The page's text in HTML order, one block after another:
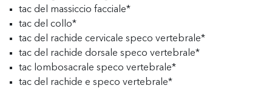
tac del massiccio facciale*
tac del collo*
tac del rachide cervicale speco vertebrale*
tac del rachide dorsale speco vertebrale*
tac lombosacrale speco vertebrale*
tac del rachide e speco vertebrale*